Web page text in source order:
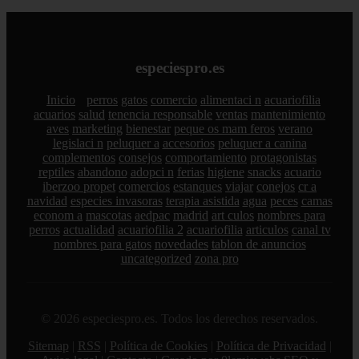
especiespro.es
Inicio perros gatos comercio alimentaci n acuariofilia
acuarios salud tenencia responsable ventas mantenimiento
aves marketing bienestar peque os mam feros verano
legislaci n peluquer a accesorios peluquer a canina
complementos consejos comportamiento protagonistas
reptiles abandono adopci n ferias higiene snacks acuario
iberzoo propet comercios estanques viajar conejos cr a
navidad especies invasoras terapia asistida agua peces camas
econom a mascotas aedpac madrid art culos nombres para
perros actualidad acuariofilia 2 acuariofilia articulos canal tv
nombres para gatos novedades tablon de anuncios
uncategorized zona pro
© 2026 especiespro.es. Todos los derechos reservados.
Sitemap
RSS Política de Cookies Política de Privacidad